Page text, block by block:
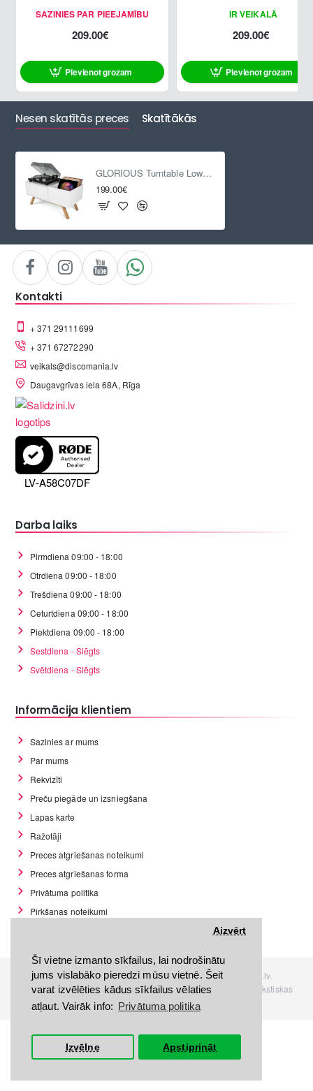
Šī vietne izmanto sīkfailus, lai nodrošinātu
jums vislabāko pieredzi mūsu vietnē. Šeit
varat izvēlēties kādus sīkfailus vēlaties
atļaut. Vairāk info: Privātuma politika
Aizvērt
Izvēlne Apstiprināt
SAZINIES PAR PIEEJAMĪBU
209.00€
Pievienot grozam
IR VEIKALĀ
209.00€
Pievienot grozam
Nesen skatītās preces Skatītākās
GLORIOUS Turntable Lowboard
199.00€
Kontakti
+ 371 29111699
+ 371 67272290
veikals@discomania.lv
Daugavgrīvas iela 68A, Rīga
LV-A58C07DF
Darba laiks
Pirmdiena 09:00 - 18:00
Otrdiena 09:00 - 18:00
Trešdiena 09:00 - 18:00
Ceturtdiena 09:00 - 18:00
Piektdiena 09:00 - 18:00
Sestdiena - Slēgts
Svētdiena - Slēgts
Informācija klientiem
Sazinies ar mums
Par mums
Rekvizīti
Preču piegāde un izsniegšana
Lapas karte
Ražotāji
Preces atgriešanas noteikumi
Preces atgriešanas forma
Privātuma politika
Pirkšanas noteikumi
Visas tiesības rezervētas. Interneta veikals www.Discomania.lv.
Jebkuras Discomania.lv informācijas pārpublicēšana, bez rakstiskas
atļaujas, stingri aizliegta.